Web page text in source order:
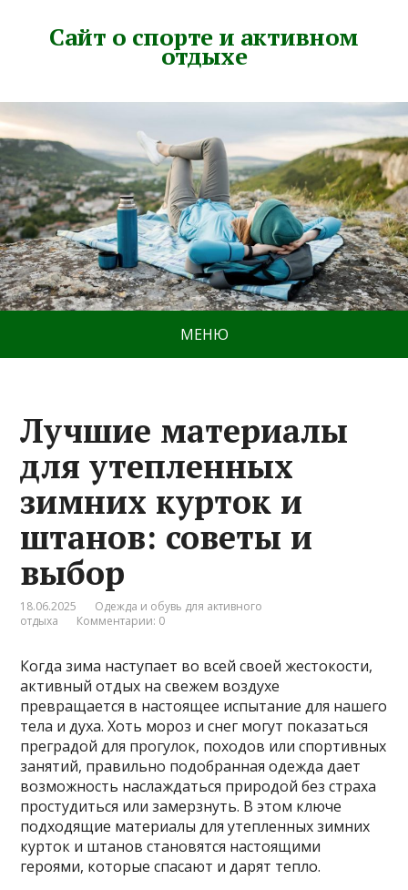
Сайт о спорте и активном
отдыхе
МЕНЮ
Лучшие материалы
для утепленных
зимних курток и
штанов: советы и
выбор
18.06.2025
Одежда и обувь для активного
отдыха
Комментарии: 0
Когда зима наступает во всей своей жестокости,
активный отдых на свежем воздухе
превращается в настоящее испытание для нашего
тела и духа. Хоть мороз и снег могут показаться
преградой для прогулок, походов или спортивных
занятий, правильно подобранная одежда дает
возможность наслаждаться природой без страха
простудиться или замерзнуть. В этом ключе
подходящие материалы для утепленных зимних
курток и штанов становятся настоящими
героями, которые спасают и дарят тепло.